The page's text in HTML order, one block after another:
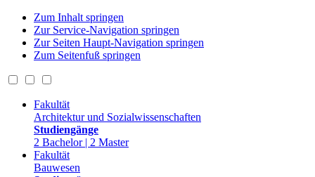
Zum Inhalt springen
Zur Service-Navigation springen
Zur Seiten Haupt-Navigation springen
Zum Seitenfuß springen
Fakultät
Architektur und Sozialwissenschaften
Studiengänge
2 Bachelor | 2 Master
Fakultät
Bauwesen